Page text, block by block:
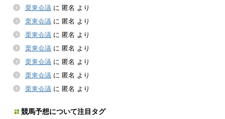
栗東会議 に 匿名 より
栗東会議 に 匿名 より
栗東会議 に 匿名 より
栗東会議 に 匿名 より
栗東会議 に 匿名 より
栗東会議 に 匿名 より
栗東会議 に 匿名 より
競馬予想について注目タグ